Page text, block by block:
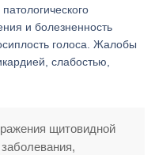
патологического
и болезненность
голоса. Жалобы
слабостью,
щитовидной